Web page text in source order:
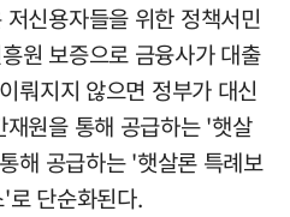
신용자들을 위한 정책서민
원 보증으로 금융사가 대출
뤄지지 않으면 정부가 대신
원을 통해 공급하는 '햇살
해 공급하는 '햇살론 특례보
단순화된다.